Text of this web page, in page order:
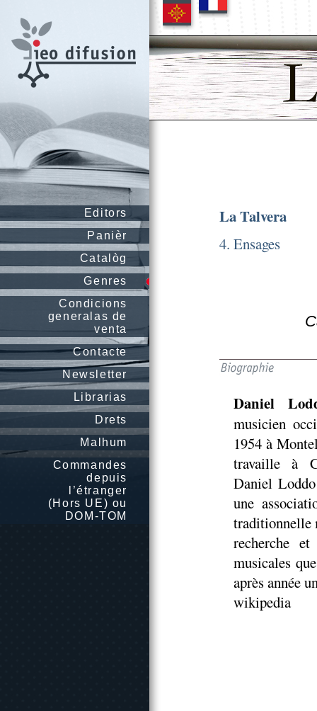
Editors
Panièr
Catalòg
Genres
Condicions
generalas de
venta
Contacte
Newsletter
Librarias
Drets
Malhum
Commandes
depuis
l’étranger
(Hors UE) ou
DOM-TOM
La Talvera
4. Ensages
Daniel
musicien
1954 à
travaille à
Daniel
une
traditionnelle
recherche
musicales
après année
wikipedia